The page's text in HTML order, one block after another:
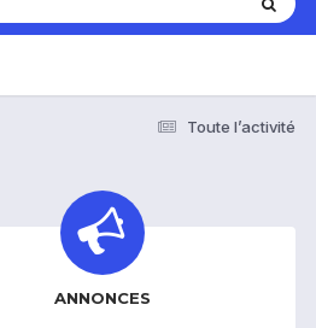
Toute l’activité
ANNONCES